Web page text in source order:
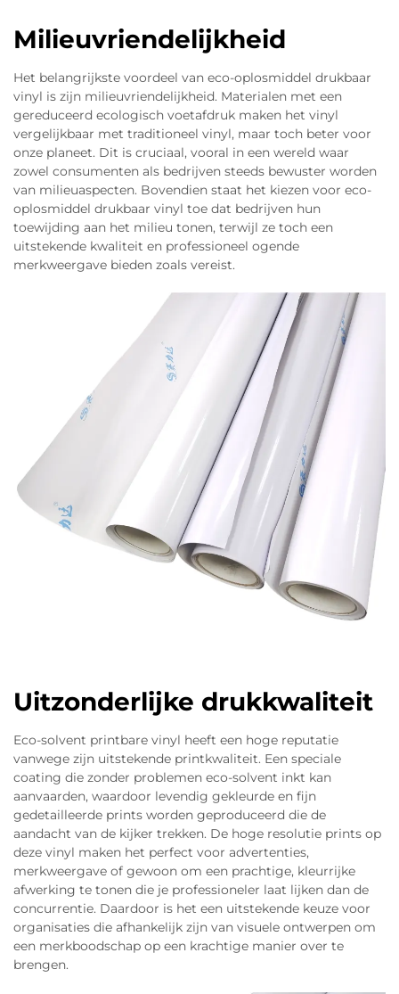
Milieuvriendelijkheid
Het belangrijkste voordeel van eco-oplosmiddel drukbaar
vinyl is zijn milieuvriendelijkheid. Materialen met een
gereduceerd ecologisch voetafdruk maken het vinyl
vergelijkbaar met traditioneel vinyl, maar toch beter voor
onze planeet. Dit is cruciaal, vooral in een wereld waar
zowel consumenten als bedrijven steeds bewuster worden
van milieuaspecten. Bovendien staat het kiezen voor eco-
oplosmiddel drukbaar vinyl toe dat bedrijven hun
toewijding aan het milieu tonen, terwijl ze toch een
uitstekende kwaliteit en professioneel ogende
merkweergave bieden zoals vereist.
Uitzonderlijke drukkwaliteit
Eco-solvent printbare vinyl heeft een hoge reputatie
vanwege zijn uitstekende printkwaliteit. Een speciale
coating die zonder problemen eco-solvent inkt kan
aanvaarden, waardoor levendig gekleurde en fijn
gedetailleerde prints worden geproduceerd die de
aandacht van de kijker trekken. De hoge resolutie prints op
deze vinyl maken het perfect voor advertenties,
merkweergave of gewoon om een prachtige, kleurrijke
afwerking te tonen die je professioneler laat lijken dan de
concurrentie. Daardoor is het een uitstekende keuze voor
organisaties die afhankelijk zijn van visuele ontwerpen om
een merkboodschap op een krachtige manier over te
brengen.